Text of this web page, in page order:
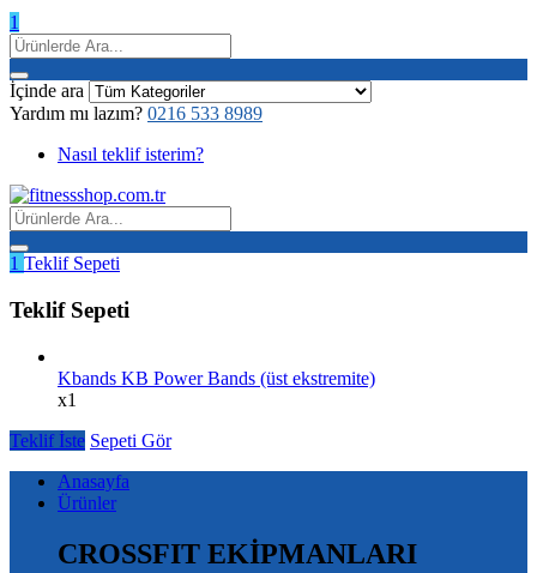
1
İçinde ara
Yardım mı lazım? 0216 533 8989
Nasıl teklif isterim?
1 Teklif Sepeti
Teklif Sepeti
Kbands KB Power Bands (üst ekstremite)
x1
Teklif İste Sepeti Gör
Anasayfa
Ürünler
CROSSFIT EKİPMANLARI